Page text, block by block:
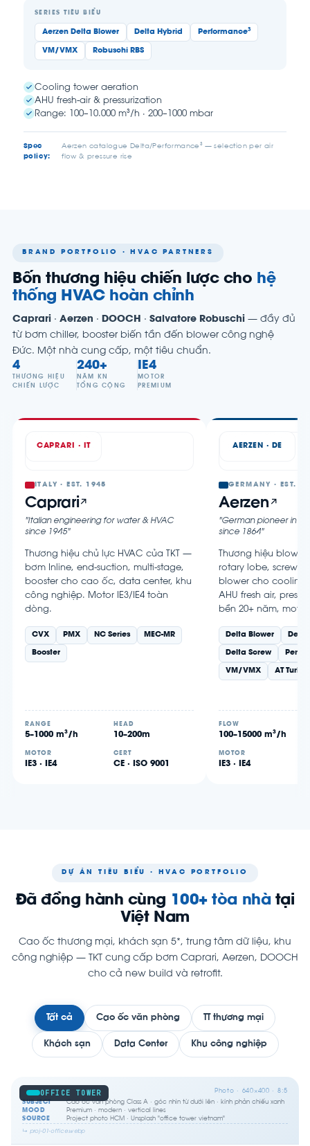
SERIES TIÊU BIỂU
Aerzen Delta Blower Delta Hybrid Performance³
VM/VMX Robuschi RBS
Cooling tower aeration
AHU fresh-air & pressurization
Range: 100–10.000 m³/h · 200–1000 mbar
Spec
policy:
Aerzen catalogue Delta/Performance³ — selection per air
flow & pressure rise
BRAND PORTFOLIO · HVAC PARTNERS
Bốn thương hiệu chiến lược cho hệ
thống HVAC hoàn chỉnh
Caprari · Aerzen · DOOCH · Salvatore Robuschi — đầy đủ
từ bơm chiller, booster biến tần đến blower công nghệ
Đức. Một nhà cung cấp, một tiêu chuẩn.
4
THƯƠNG HIỆU
CHIẾN LƯỢC
240+
NĂM KN
TỔNG CỘNG
IE4
MOTOR
PREMIUM
CAPRARI · IT
ITALY · EST. 1945
Caprari
"Italian engineering for water & HVAC
since 1945"
Thương hiệu chủ lực HVAC của TKT —
bơm Inline, end-suction, multi-stage,
booster cho cao ốc, data center, khu
công nghiệp. Motor IE3/IE4 toàn
dòng.
CVX PMX NC Series MEC-MR
Booster
RANGE
5–1000 m³/h
HEAD
10–200m
MOTOR
IE3 · IE4
CERT
CE · ISO 9001
AERZEN · DE
GERMANY · EST.
Aerzen
"German pioneer in
since 1864"
Thương hiệu
rotary lobe, screw
blower cho cooling
AHU fresh air,
bền 20+ năm, motor
Delta Blower
Delta Screw
VM/VMX AT Turbo
FLOW
100–15000 m³/h
MOTOR
IE3 · IE4
DỰ ÁN TIÊU BIỂU · HVAC PORTFOLIO
Đã đồng hành cùng 100+ tòa nhàtại
Việt Nam
Cao ốc thương mại, khách sạn 5*, trung tâm dữ liệu, khu
công nghiệp — TKT cung cấp bơm Caprari, Aerzen, DOOCH
cho cả new build và retrofit.
Tất cả Cao ốc văn phòng TT thương mại
Khách sạn Data Center Khu công nghiệp
OFFICE TOWER Photo · 640×400 · 8:5
SUBJECT
Cao ốc văn phòng Class A · góc nhìn từ dưới lên · kính phản chiếu xanh
MOOD
Premium · modern · vertical lines
SOURCE
Project photo HCM · Unsplash "office tower vietnam"
↳ proj-01-office.webp